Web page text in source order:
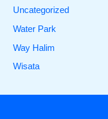
Uncategorized
Water Park
Way Halim
Wisata